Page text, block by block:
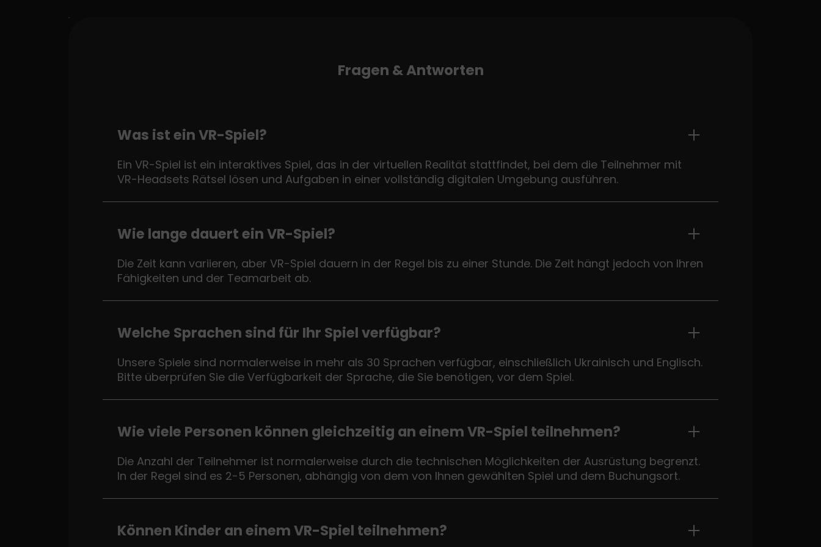
Fragen & Antworten
Was ist ein VR-Spiel?
Ein VR-Spiel ist ein interaktives Spiel, das in der virtuellen Realität stattfindet, bei dem die Teilnehmer mit
VR-Headsets Rätsel lösen und Aufgaben in einer vollständig digitalen Umgebung ausführen.
Wie lange dauert ein VR-Spiel?
Die Zeit kann variieren, aber VR-Spiel dauern in der Regel bis zu einer Stunde. Die Zeit hängt jedoch von Ihren
Fähigkeiten und der Teamarbeit ab.
Welche Sprachen sind für Ihr Spiel verfügbar?
Unsere Spiele sind normalerweise in mehr als 30 Sprachen verfügbar, einschließlich Ukrainisch und Englisch.
Bitte überprüfen Sie die Verfügbarkeit der Sprache, die Sie benötigen, vor dem Spiel.
Wie viele Personen können gleichzeitig an einem VR-Spiel teilnehmen?
Die Anzahl der Teilnehmer ist normalerweise durch die technischen Möglichkeiten der Ausrüstung begrenzt.
In der Regel sind es 2-5 Personen, abhängig von dem von Ihnen gewählten Spiel und dem Buchungsort.
Können Kinder an einem VR-Spiel teilnehmen?